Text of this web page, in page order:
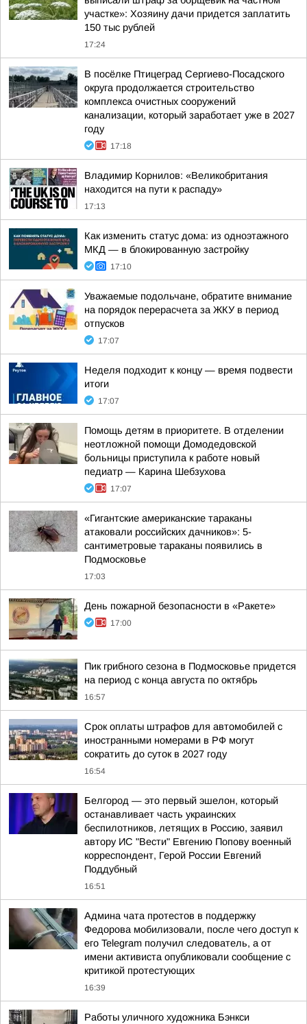
участке»: Хозяину дачи придется заплатить
150 тыс рублей
17:24
В посёлке Птицеград Сергиево-Посадского
округа продолжается строительство
комплекса очистных сооружений
канализации, который заработает уже в 2027
году
17:18
Владимир Корнилов: «Великобритания
находится на пути к распаду»
17:13
Как изменить статус дома: из одноэтажного
МКД — в блокированную застройку
17:10
Уважаемые подольчане, обратите внимание
на порядок перерасчета за ЖКУ в период
отпусков
17:07
Неделя подходит к концу — время подвести
итоги
17:07
Помощь детям в приоритете. В отделении
неотложной помощи Домодедовской
больницы приступила к работе новый
педиатр — Карина Шебзухова
17:07
«Гигантские американские тараканы
атаковали российских дачников»: 5-
сантиметровые тараканы появились в
Подмосковье
17:03
День пожарной безопасности в «Ракете»
17:00
Пик грибного сезона в Подмосковье придется
на период с конца августа по октябрь
16:57
Срок оплаты штрафов для автомобилей с
иностранными номерами в РФ могут
сократить до суток в 2027 году
16:54
Белгород — это первый эшелон, который
останавливает часть украинских
беспилотников, летящих в Россию, заявил
автору ИС "Вести" Евгению Попову военный
корреспондент, Герой России Евгений
Поддубный
16:51
Админа чата протестов в поддержку
Федорова мобилизовали, после чего доступ к
его Telegram получил следователь, а от
имени активиста опубликовали сообщение с
критикой протестующих
16:39
Работы уличного художника Бэнкси